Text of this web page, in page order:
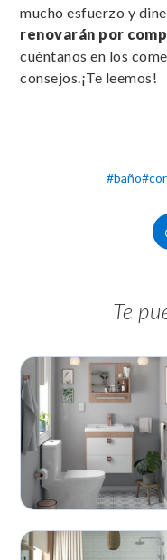
mucho esfuerzo y
renovarán por
cuéntanos en los
consejos.¡Te leemos!
#baño#
Te